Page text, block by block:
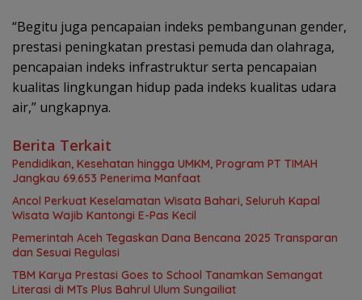
“Begitu juga pencapaian indeks pembangunan gender,
prestasi peningkatan prestasi pemuda dan olahraga,
pencapaian indeks infrastruktur serta pencapaian
kualitas lingkungan hidup pada indeks kualitas udara
air,” ungkapnya.
Berita Terkait
Pendidikan, Kesehatan hingga UMKM, Program PT TIMAH
Jangkau 69.653 Penerima Manfaat
Ancol Perkuat Keselamatan Wisata Bahari, Seluruh Kapal
Wisata Wajib Kantongi E-Pas Kecil
Pemerintah Aceh Tegaskan Dana Bencana 2025 Transparan
dan Sesuai Regulasi
TBM Karya Prestasi Goes to School Tanamkan Semangat
Literasi di MTs Plus Bahrul Ulum Sungailiat